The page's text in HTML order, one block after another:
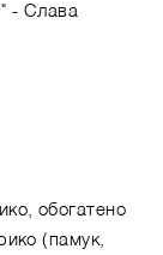
- Слава
обогатено
(памук,